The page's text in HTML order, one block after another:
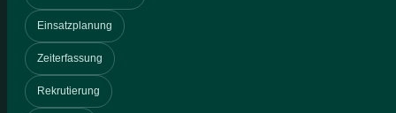
Einsatzplanung
Zeiterfassung
Rekrutierung